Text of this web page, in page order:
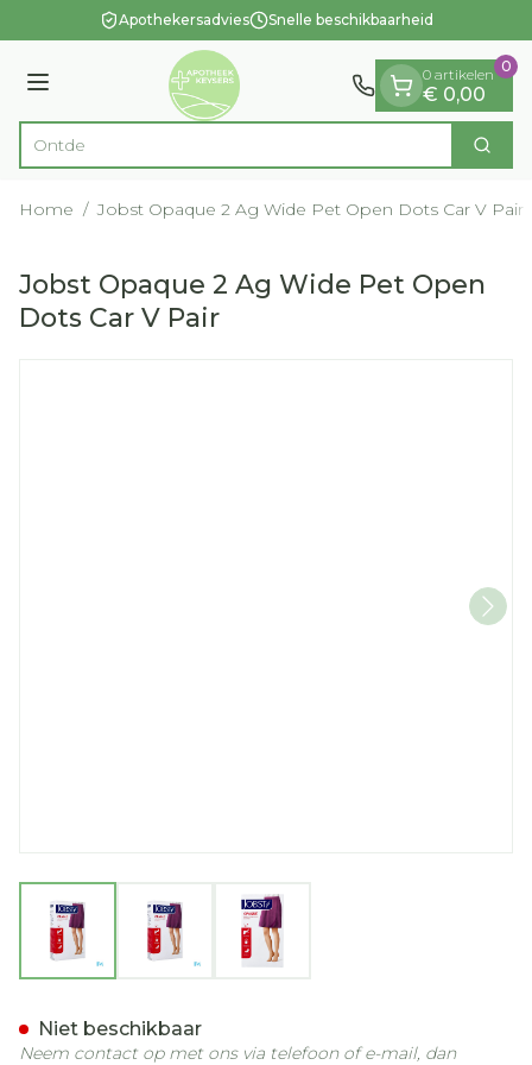
Ga naar de inhoudApothekersadvies Snelle beschikbaarheid
Menu
Product, merk, categorie... Zoek
0 artikelen
€ 0,00
0
Home / Jobst Opaque 2 Ag Wide Pet Open Dots Car V Pair
Jobst Opaque 2 Ag Wide Pet Open
Dots Car V Pair
View larger imageView larger imageView larger image
Niet beschikbaar
Neem contact op met ons via telefoon of e-mail, dan